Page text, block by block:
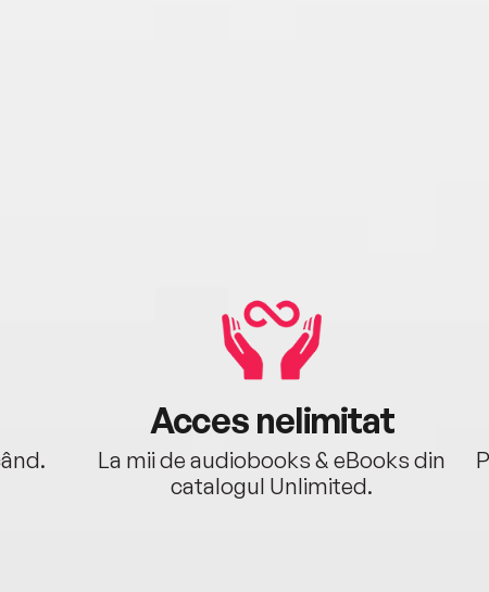
Acces nelimitat
La mii de audiobooks & eBooks din
catalogul Unlimited.